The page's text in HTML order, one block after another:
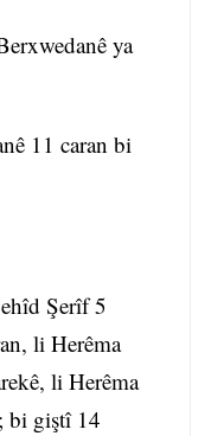
ya
11 caran bi
Şerîf 5
li Herêma
li Herêma
bi giştî 14